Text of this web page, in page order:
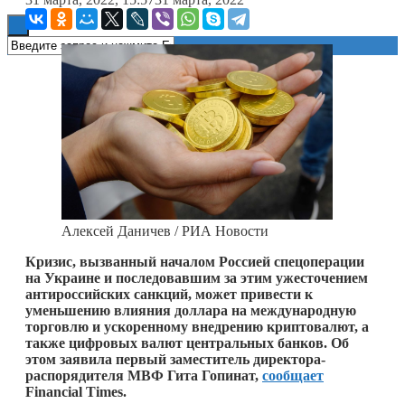
Алексей Даничев / РИА Новости
Кризис, вызванный началом Россией спецоперации
на Украине и последовавшим за этим ужесточением
антироссийских санкций, может привести к
уменьшению влияния доллара на международную
торговлю и ускоренному внедрению криптовалют, а
также цифровых валют центральных банков. Об
этом заявила первый заместитель директора-
распорядителя МВФ Гита Гопинат, сообщает
Financial Times.